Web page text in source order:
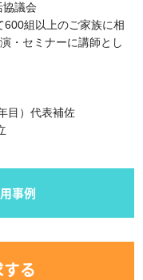
議会
600組以上のご家族に相
・セミナーに講師とし
目）代表補佐
事例
る